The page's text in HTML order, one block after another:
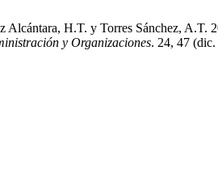
Alcántara, H.T. y Torres Sánchez,
y Organizaciones. 24, 47